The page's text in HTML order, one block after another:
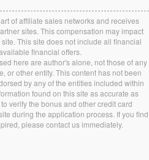
of affiliate sales networks and receives
sites. This compensation may impact
This site does not include all financial
financial offers.
here are author's alone, not those of any
or other entity. This content has not been
by any of the entities included within
found on this site as accurate as
verify the bonus and other credit card
during the application process. If you find
please contact us immediately.